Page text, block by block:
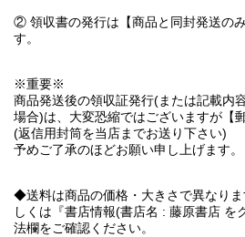
② 領収書の発行は【商品と同封発送の
す。
※重要※
商品発送後の領収証発行(または記載内
場合)は、大変恐縮ではございますが【
(返信用封筒を当店までお送り下さい)
予めご了承のほどお願い申し上げます。
◆送料は商品の価格・大きさで異なり
しくは『書店情報(書店名 : 藤原書店 を
法欄をご確認ください。